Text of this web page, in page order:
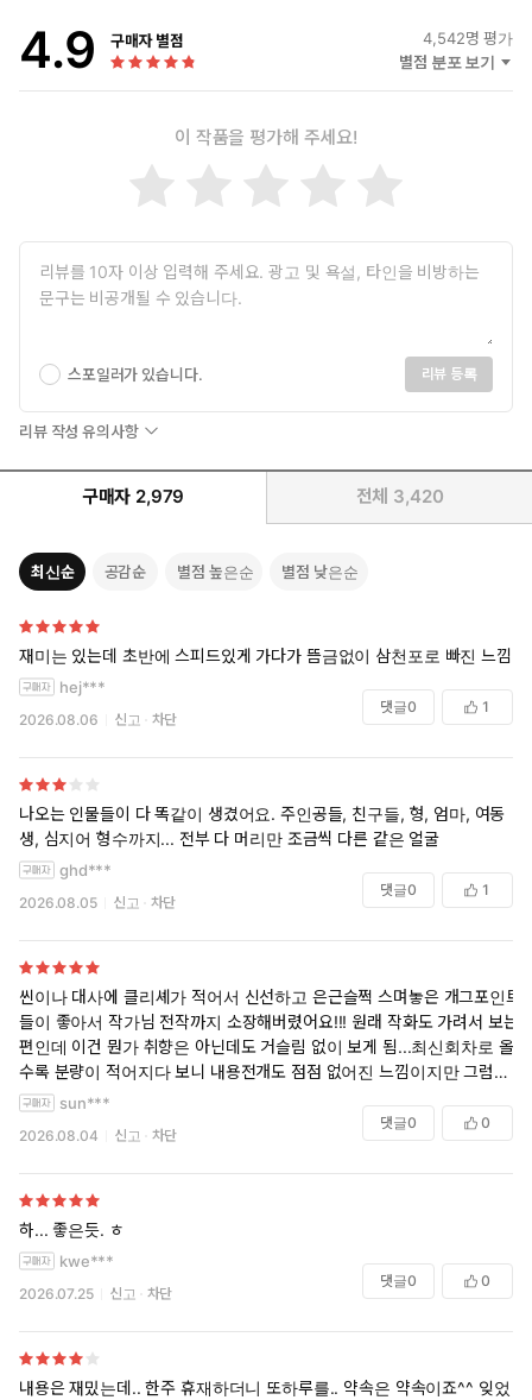
4.9 구매자 별점 4,542명 평가
별점 분포 보기
이 작품을 평가해 주세요!
스포일러가 있습니다. 리뷰 등록
리뷰 작성 유의사항
구매자 2,979 전체 3,420
최신순 공감순 별점 높은순 별점 낮은순
재미는 있는데 초반에 스피드있게 가다가 뜸금없이 삼천포로 빠진 느낌
hej***
2026.08.06 신고 차단
댓글0 1
나오는 인물들이 다 똑같이 생겼어요. 주인공들, 친구들, 형, 엄마, 여동
생, 심지어 형수까지... 전부 다 머리만 조금씩 다른 같은 얼굴
ghd***
2026.08.05 신고 차단
댓글0 1
씬이나 대사에 클리셰가 적어서 신선하고 은근슬쩍 스며놓은 개그포인트
들이 좋아서 작가님 전작까지 소장해버렸어요!!! 원래 작화도 가려서 보는
편인데 이건 뭔가 취향은 아닌데도 거슬림 없이 보게 됨...최신회차로 올
수록 분량이 적어지다 보니 내용전개도 점점 없어진 느낌이지만 그럼에
도 여전히 재밌긴 해서 계속 소장으로 보고 있어요 적어진 분량보다 곧 시
sun***
2026.08.04 신고 차단
댓글0 0
하... 좋은듯. ㅎ
kwe***
2026.07.25 신고 차단
댓글0 0
내용은 재밌는데.. 한주 휴재하더니 또하루를.. 약속은 약속이죠^^ 잊었